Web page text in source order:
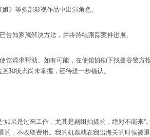
等多部影视作品中出演角色。
知家属解决方法，并将持续跟踪案件进展。
请求帮助。如有可能，在使馆协助下找曼谷警方
和状态尚未掌握，还待进一步确认。
是过来工作，尤其是剧组拍摄的，绝对不能来
，不收取费用。我的机票就在我出海关的时候被